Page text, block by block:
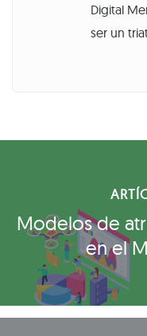
Digital
ser un
Modelos de
en el